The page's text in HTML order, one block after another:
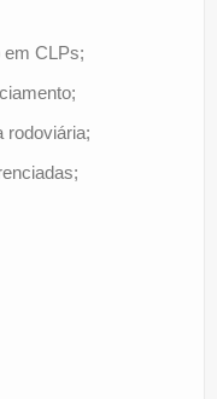
em CLPs;
rodoviária;